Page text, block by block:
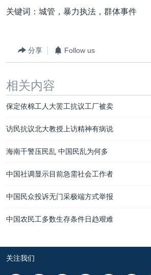
关键词：城管，暴力执法，群体事件
分享 Follow us
相关内容
保定依棉工人大罢工抗议工厂被卖
访民抗议北大教授上访精神有病说
海南千警压民乱 中国民乱为何多
中国社调显示目前急需社会工作者
中国民众投诉无门采极端方式举报
中国农民工多数生存条件日趋艰难
关注我们